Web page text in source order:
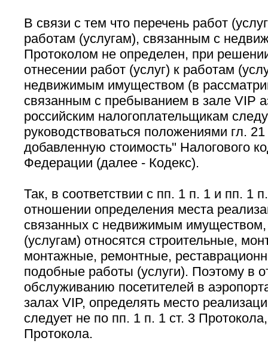
В связи с тем что перечень работ
работам (услугам), связанным с
Протоколом не определен, при
отнесении работ (услуг) к работам
недвижимым имуществом (в
связанным с пребыванием в зале VIP
российским налогоплательщикам
руководствоваться положениями гл.
добавленную стоимость'' Налогового
Федерации (далее - Кодекс).
Так, в соответствии с пп. 1 п. 1 и пп. 1
отношении определения места
связанных с недвижимым имуществом,
(услугам) относятся строительные,
монтажные, ремонтные,
подобные работы (услуги). Поэтому в
обслуживанию посетителей в
залах VIP, определять место
следует не по пп. 1 п. 1 ст. 3
Протокола.